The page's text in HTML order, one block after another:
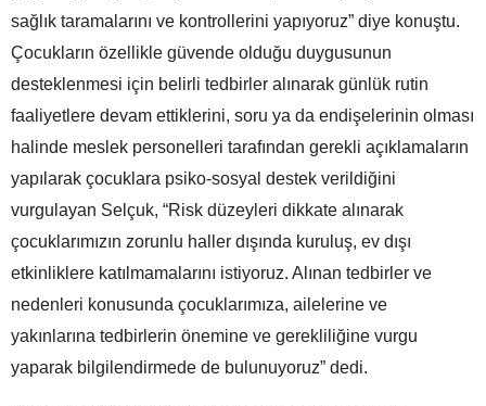
sağlık taramalarını ve kontrollerini yapıyoruz” diye konuştu.
Çocukların özellikle güvende olduğu duygusunun
desteklenmesi için belirli tedbirler alınarak günlük rutin
faaliyetlere devam ettiklerini, soru ya da endişelerinin olması
halinde meslek personelleri tarafından gerekli açıklamaların
yapılarak çocuklara psiko-sosyal destek verildiğini
vurgulayan Selçuk, “Risk düzeyleri dikkate alınarak
çocuklarımızın zorunlu haller dışında kuruluş, ev dışı
etkinliklere katılmamalarını istiyoruz. Alınan tedbirler ve
nedenleri konusunda çocuklarımıza, ailelerine ve
yakınlarına tedbirlerin önemine ve gerekliliğine vurgu
yaparak bilgilendirmede de bulunuyoruz” dedi.